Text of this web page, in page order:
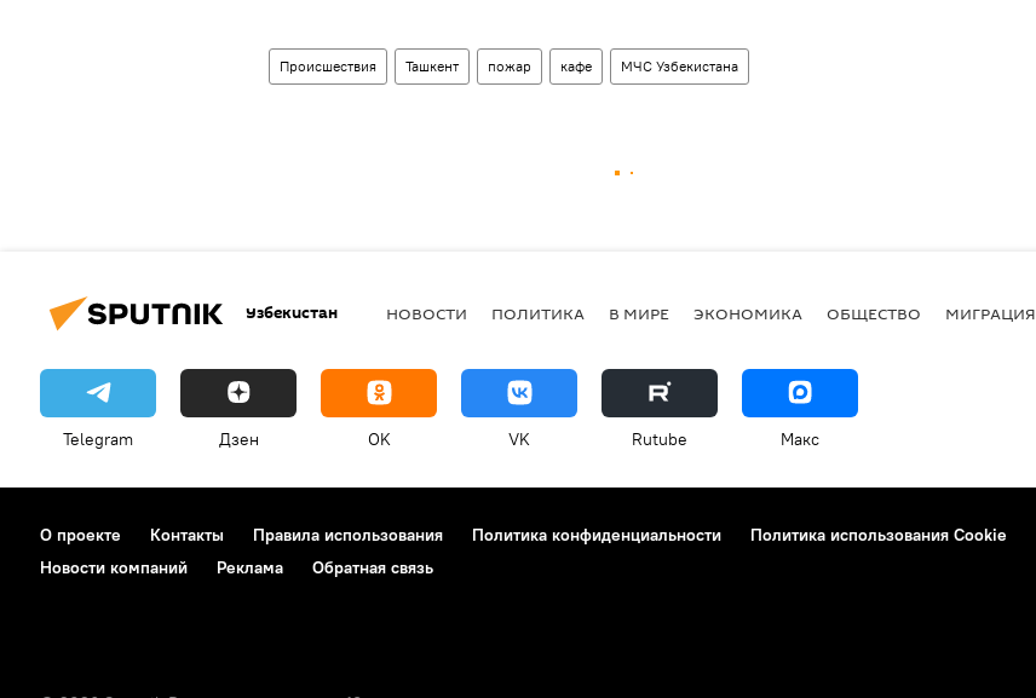
Происшествия Ташкент пожар кафе МЧС Узбекистана
Узбекистан НОВОСТИ ПОЛИТИКА В МИРЕ ЭКОНОМИКА ОБЩЕСТВО МИГРАЦИЯ
Telegram Дзен OK VK Rutube Макс
О проекте Контакты Правила использования Политика конфиденциальности Политика использования Cookie
Новости компаний
Реклама Обратная связь